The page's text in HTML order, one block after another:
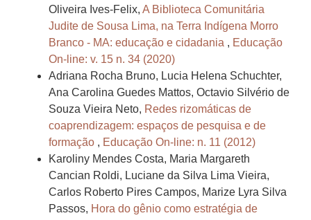
Oliveira Ives-Felix, A Biblioteca Comunitária
Judite de Sousa Lima, na Terra Indígena Morro
Branco - MA: educação e cidadania , Educação
On-line: v. 15 n. 34 (2020)
Adriana Rocha Bruno, Lucia Helena Schuchter,
Ana Carolina Guedes Mattos, Octavio Silvério de
Souza Vieira Neto, Redes rizomáticas de
coaprendizagem: espaços de pesquisa e de
formação , Educação On-line: n. 11 (2012)
Karoliny Mendes Costa, Maria Margareth
Cancian Roldi, Luciane da Silva Lima Vieira,
Carlos Roberto Pires Campos, Marize Lyra Silva
Passos, Hora do gênio como estratégia de